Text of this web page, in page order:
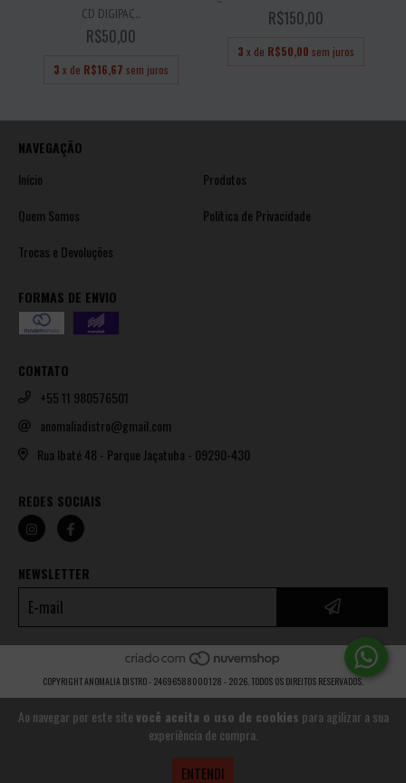
Ao navegar por este sitevocê aceita o uso de cookies para agilizar a sua
experiência de compra.
ENTENDI
CD DIGIPAC...
R$50,00
3 x de R$16,67 sem juros
R$150,00
3 x de R$50,00 sem juros
NAVEGAÇÃO
Início
Produtos
Quem Somos
Política de Privacidade
Trocas e Devoluções
FORMAS DE ENVIO
CONTATO
+55 11 980576501
anomaliadistro@gmail.com
Rua Ibaté 48 - Parque Jaçatuba - 09290-430
REDES SOCIAIS
NEWSLETTER
COPYRIGHT ANOMALIA DISTRO - 24696588000128 - 2026. TODOS OS DIREITOS RESERVADOS.